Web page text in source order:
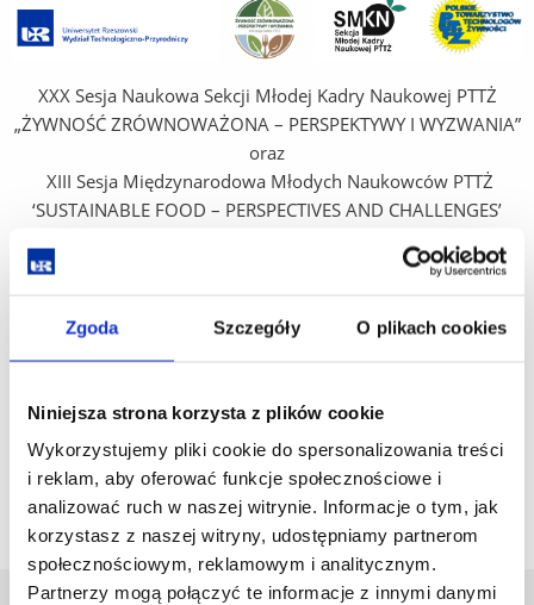
Zgoda Szczegóły O plikach cookies
Niniejsza strona korzysta z plików cookie
Wykorzystujemy pliki cookie do spersonalizowania treści
i reklam, aby oferować funkcje społecznościowe i
analizować ruch w naszej witrynie. Informacje o tym, jak
korzystasz z naszej witryny, udostępniamy partnerom
społecznościowym, reklamowym i analitycznym.
Partnerzy mogą połączyć te informacje z innymi danymi
XXX Sesja Naukowa Sekcji Młodej Kadry Naukowej PTTŻ
„ŻYWNOŚĆ ZRÓWNOWAŻONA – PERSPEKTYWY I WYZWANIA”
oraz
XIII Sesja Międzynarodowa Młodych Naukowców PTTŻ
‘SUSTAINABLE FOOD – PERSPECTIVES AND CHALLENGES’
Wydział Technologiczno-Przyrodniczy Uniwersytetu
ul. A. Zelwerowicza 4
35-601 Rzeszów
Tel.: (17) 785 54 38 – przewodniczący
(17) 872 17 22 – sekretarz